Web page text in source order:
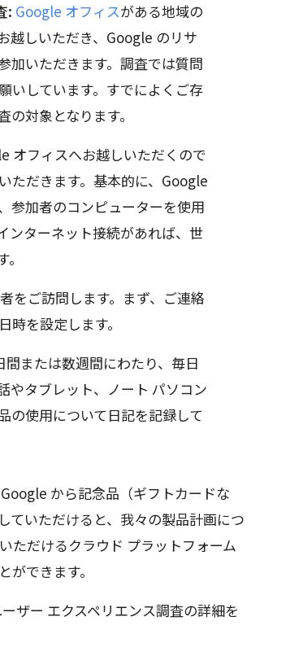
: Google オフィスがある地域の
越しいただき、Google のリサ
加いただきます。調査では質問
いしています。すでによくご存
対象となります。
オフィスへお越しいただくので
ただきます。基本的に、Google
参加者のコンピューターを使用
ンターネット接続があれば、世
をご訪問します。まず、ご連絡
を設定します。
間または数週間にわたり、毎日
やタブレット、ノート パソコン
の使用について日記を記録して
から記念品（ギフトカードな
ていただけると、我々の製品計画につ
ただけるクラウド プラットフォーム
できます。
ザー エクスペリエンス調査の詳細を